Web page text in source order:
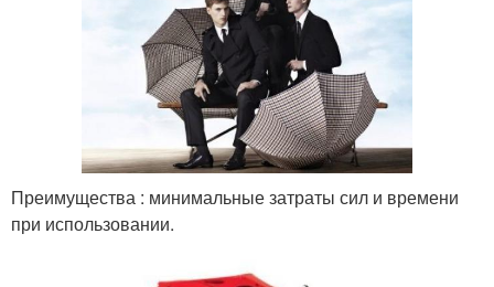
Преимущества : минимальные затраты сил и времени
при использовании.